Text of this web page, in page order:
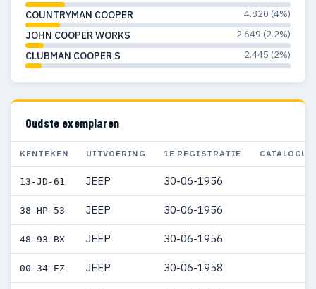
COUNTRYMAN COOPER
4.820 (4%)
JOHN COOPER WORKS 2.649 (2.2%)
CLUBMAN COOPER S 2.445 (2%)
Oudste exemplaren
KENTEKEN UITVOERING 1E REGISTRATIE
13-JD-61 JEEP 30-06-1956
38-HP-53 JEEP 30-06-1956
48-93-BX JEEP 30-06-1956
00-34-EZ JEEP 30-06-1958